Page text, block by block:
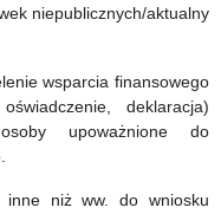
niepublicznych/aktualny
wsparcia finansowego
deklaracja)
upoważnione do
inne niż ww. do wniosku